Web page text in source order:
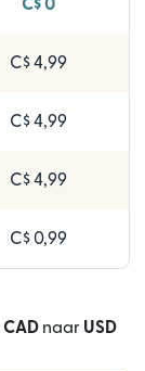
C$ 0
C$ 4,99
C$ 4,99
C$ 4,99
C$ 0,99
CADnaar USD